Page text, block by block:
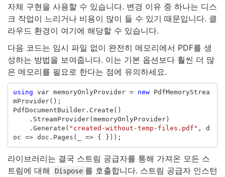
자체 구현을 사용할 수 있습니다. 변경 이유 중 하나는 디스
크 작업이 느리거나 비용이 많이 들 수 있기 때문입니다. 클
라우드 환경이 여기에 해당할 수 있습니다.
다음 코드는 임시 파일 없이 완전히 메모리에서 PDF를 생
성하는 방법을 보여줍니다. 이는 기본 옵션보다 훨씬 더 많
은 메모리를 필요로 한다는 점에 유의하세요.
using var memoryOnlyProvider = new
PdfMemoryStrea
mProvider();
PdfDocumentBuilder. Create ()
. StreamProvider( memoryOnlyProvider)
. Generate ( "created-without-temp-files.pdf" ,
d
oc => doc . Pages ( => { }));
라이브러리는 결국 스트림 공급자를 통해 가져온 모든 스
트림에 대해
Dispose 를 호출합니다. 스트림 공급자 인스턴